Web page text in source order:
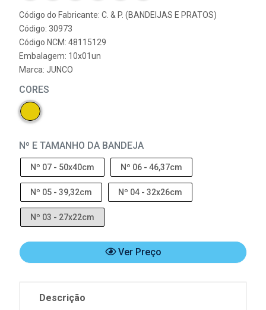
Código do Fabricante: C. & P. (BANDEIJAS E PRATOS)
Código: 30973
Código NCM: 48115129
Embalagem: 10x01un
Marca: JUNCO
CORES
Nº E TAMANHO DA BANDEJA
Nº 07 - 50x40cm Nº 06 - 46,37cm
Nº 05 - 39,32cm Nº 04 - 32x26cm
Nº 03 - 27x22cm
Ver Preço
Descrição